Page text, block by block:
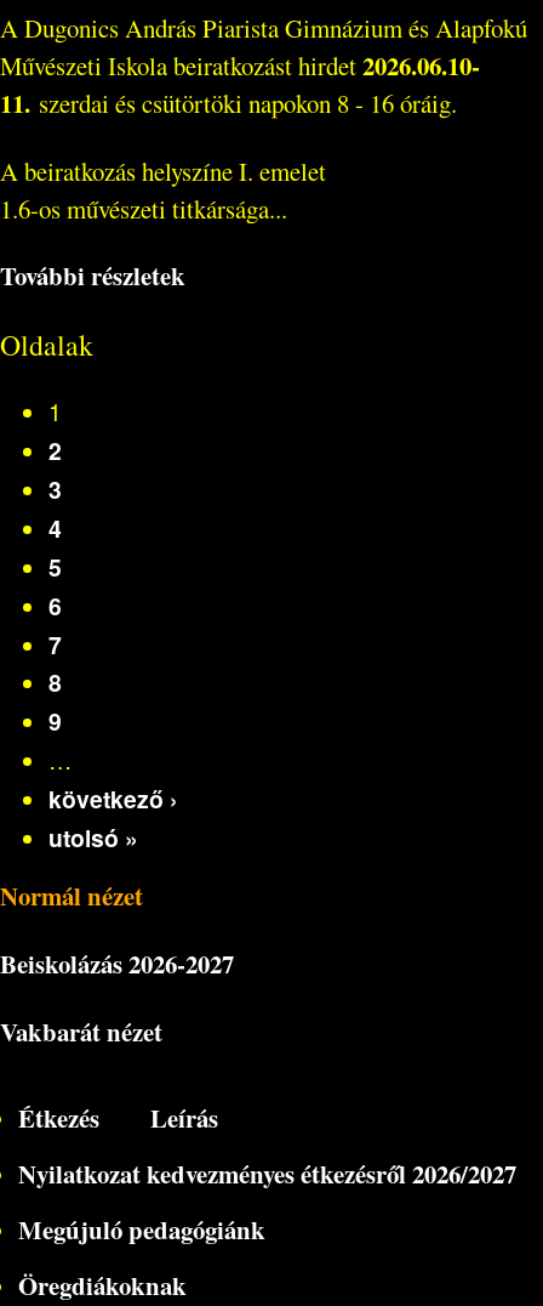
A Dugonics András Piarista Gimnázium és Alapfokú
Művészeti Iskola beiratkozást hirdet2026.06.10-
11. szerdai és csütörtöki napokon 8 - 16 óráig.
A beiratkozás helyszíne I. emelet
1.6-os művészeti titkársága...
További részletek
Oldalak
1
2
3
4
5
6
7
8
9
…
következő ›
utolsó »
Normál nézet
Beiskolázás2026-2027
Vakbarát nézet
Étkezés
Leírás
Nyilatkozat kedvezményes étkezésről 2026/2027
Megújuló pedagógiánk
Öregdiákoknak